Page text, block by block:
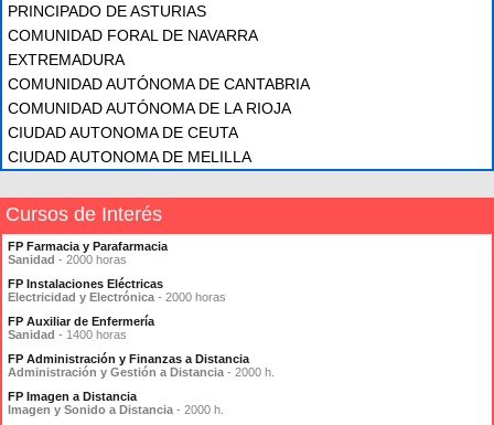
PRINCIPADO DE ASTURIAS
COMUNIDAD FORAL DE NAVARRA
EXTREMADURA
COMUNIDAD AUTÓNOMA DE CANTABRIA
COMUNIDAD AUTÓNOMA DE LA RIOJA
CIUDAD AUTONOMA DE CEUTA
CIUDAD AUTONOMA DE MELILLA
Cursos de Interés
FP Farmacia y Parafarmacia
Sanidad - 2000 horas
FP Instalaciones Eléctricas
Electricidad y Electrónica - 2000 horas
FP Auxiliar de Enfermería
Sanidad - 1400 horas
FP Administración y Finanzas a Distancia
Administración y Gestión a Distancia - 2000 h.
FP Imagen a Distancia
Imagen y Sonido a Distancia - 2000 h.